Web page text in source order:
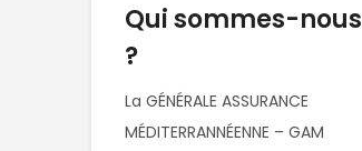
Qui sommes-nous
?
La GÉNÉRALE ASSURANCE
MÉDITERRANNÉENNE – GAM